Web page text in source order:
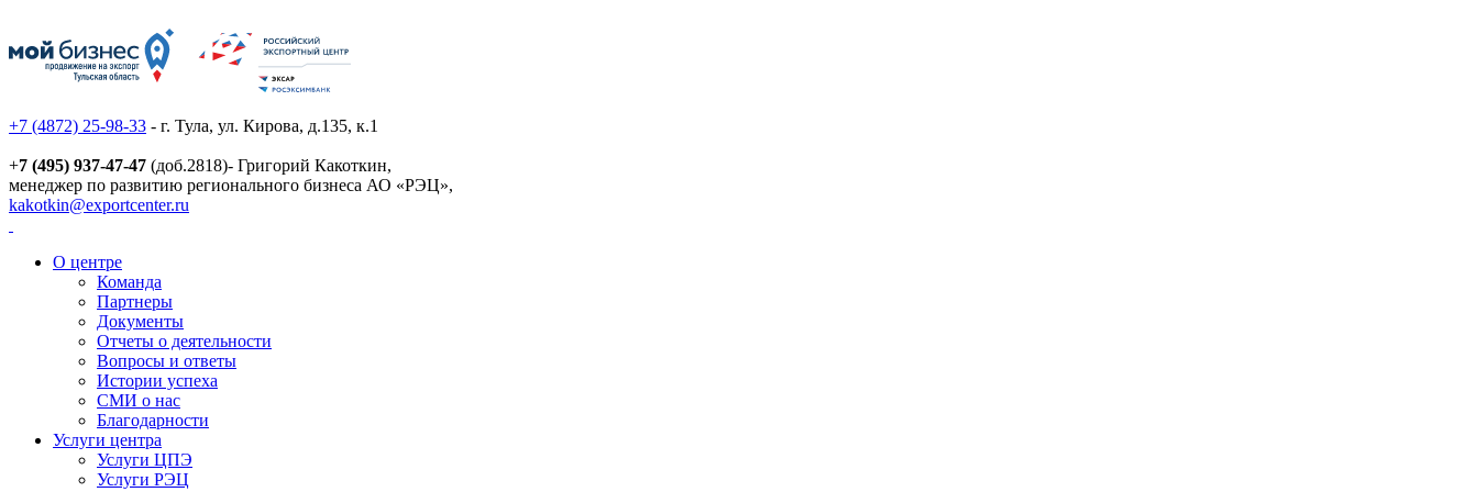
+7 (4872) 25-98-33 - г. Тула, ул. Кирова, д.135, к.1
+7 (495) 937-47-47 (доб.2818)- Григорий Какоткин,
менеджер по развитию регионального бизнеса АО «РЭЦ»,
kakotkin@exportcenter.ru
О центре
Команда
Партнеры
Документы
Отчеты о деятельности
Вопросы и ответы
Истории успеха
СМИ о нас
Благодарности
Услуги центра
Услуги ЦПЭ
Услуги РЭЦ